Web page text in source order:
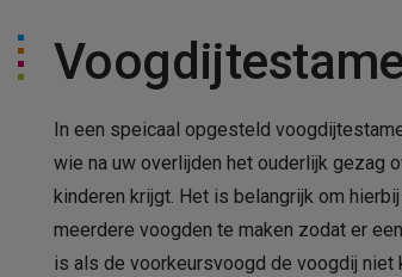
In een speicaal opgesteld
wie na uw overlijden het ouderlijk gezag
kinderen krijgt. Het is belangrijk om
meerdere voogden te maken zodat er
is als de voorkeursvoogd de voogdij niet